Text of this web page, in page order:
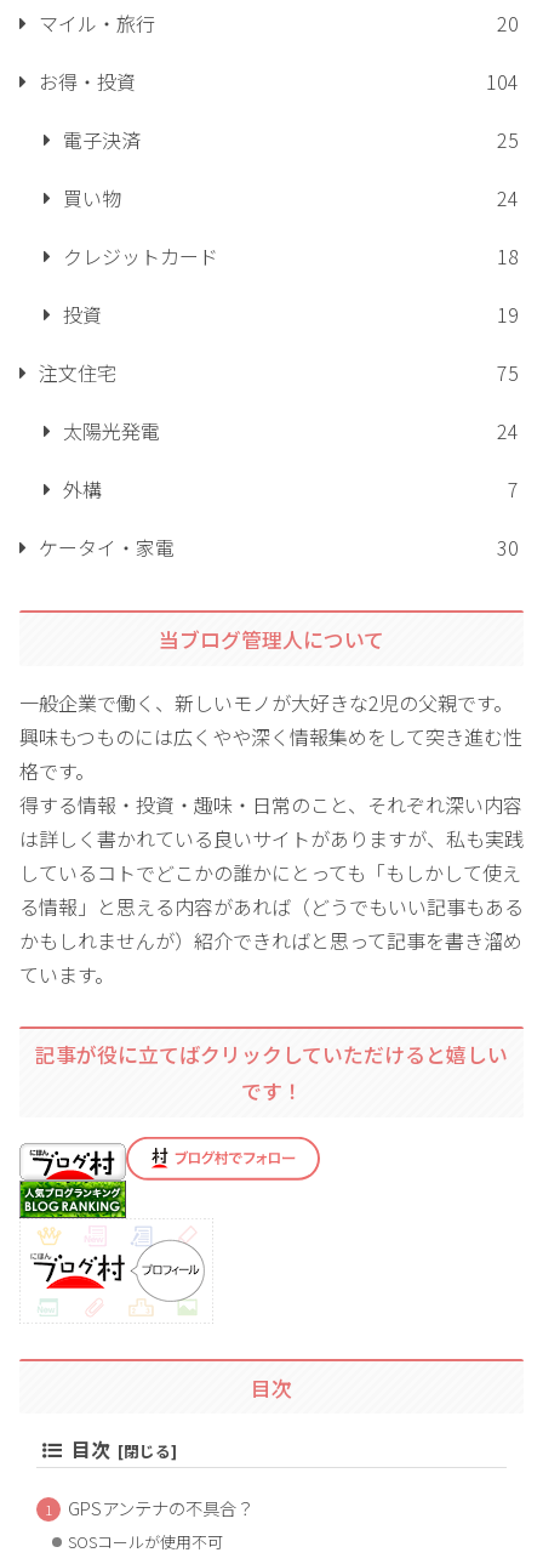
マイル・旅行
20
お得・投資
104
電子決済
25
買い物
24
クレジットカード
18
投資
19
注文住宅
75
太陽光発電
24
外構
7
ケータイ・家電
30
当ブログ管理人について
一般企業で働く、新しいモノが大好きな2児の父親です。
興味もつものには広くやや深く情報集めをして突き進む性
格です。
得する情報・投資・趣味・日常のこと、それぞれ深い内容
は詳しく書かれている良いサイトがありますが、私も実践
しているコトでどこかの誰かにとっても「もしかして使え
る情報」と思える内容があれば（どうでもいい記事もある
かもしれませんが）紹介できればと思って記事を書き溜め
ています。
記事が役に立てばクリックしていただけると嬉しい
です！
目次
目次
GPSアンテナの不具合？
SOSコールが使用不可